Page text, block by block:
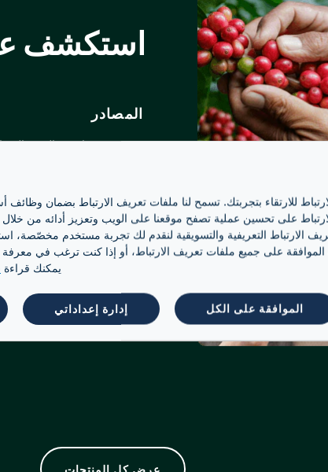
استكشف
المصادر
مزيج
100% المنتقاة حبة حبة يدويًا.
عرض كل المنتجات
للارتقاء بتجربتك. تسمح لنا ملفات تعريف الارتباط بضمان وظائف
على تحسين عملية تصفح موقعنا على الويب وتعزيز أدائه من خلال
الارتباط التعريفية والتسويقية لنقدم لك تجربة مستخدم مخصّصة،
الموافقة على جميع ملفات تعريف الارتباط، أو إذا كنت ترغب في معرفة
يمكنك قراءة
الموافقة على الكل إدارة إعداداتي